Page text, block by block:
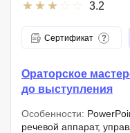
3.2
Сертификат
Ораторское
до выступления
Особенности:
речевой аппарат,